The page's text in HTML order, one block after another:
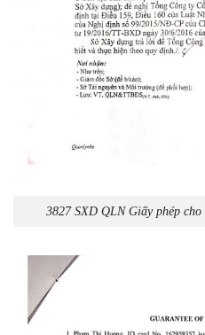
3827 SXD QLN Giấy phép